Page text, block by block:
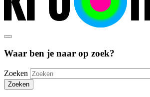
Waar ben je naar op zoek?
Zoeken
Zoeken